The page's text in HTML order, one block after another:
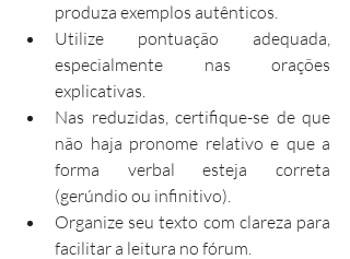
produza exemplos autênticos.
Utilize pontuação adequada,
especialmente nas orações
explicativas.
Nas reduzidas, certifique-se de que
não haja pronome relativo e que a
forma verbal esteja correta
(gerúndio ou infinitivo).
Organize seu texto com clareza para
facilitar a leitura no fórum.